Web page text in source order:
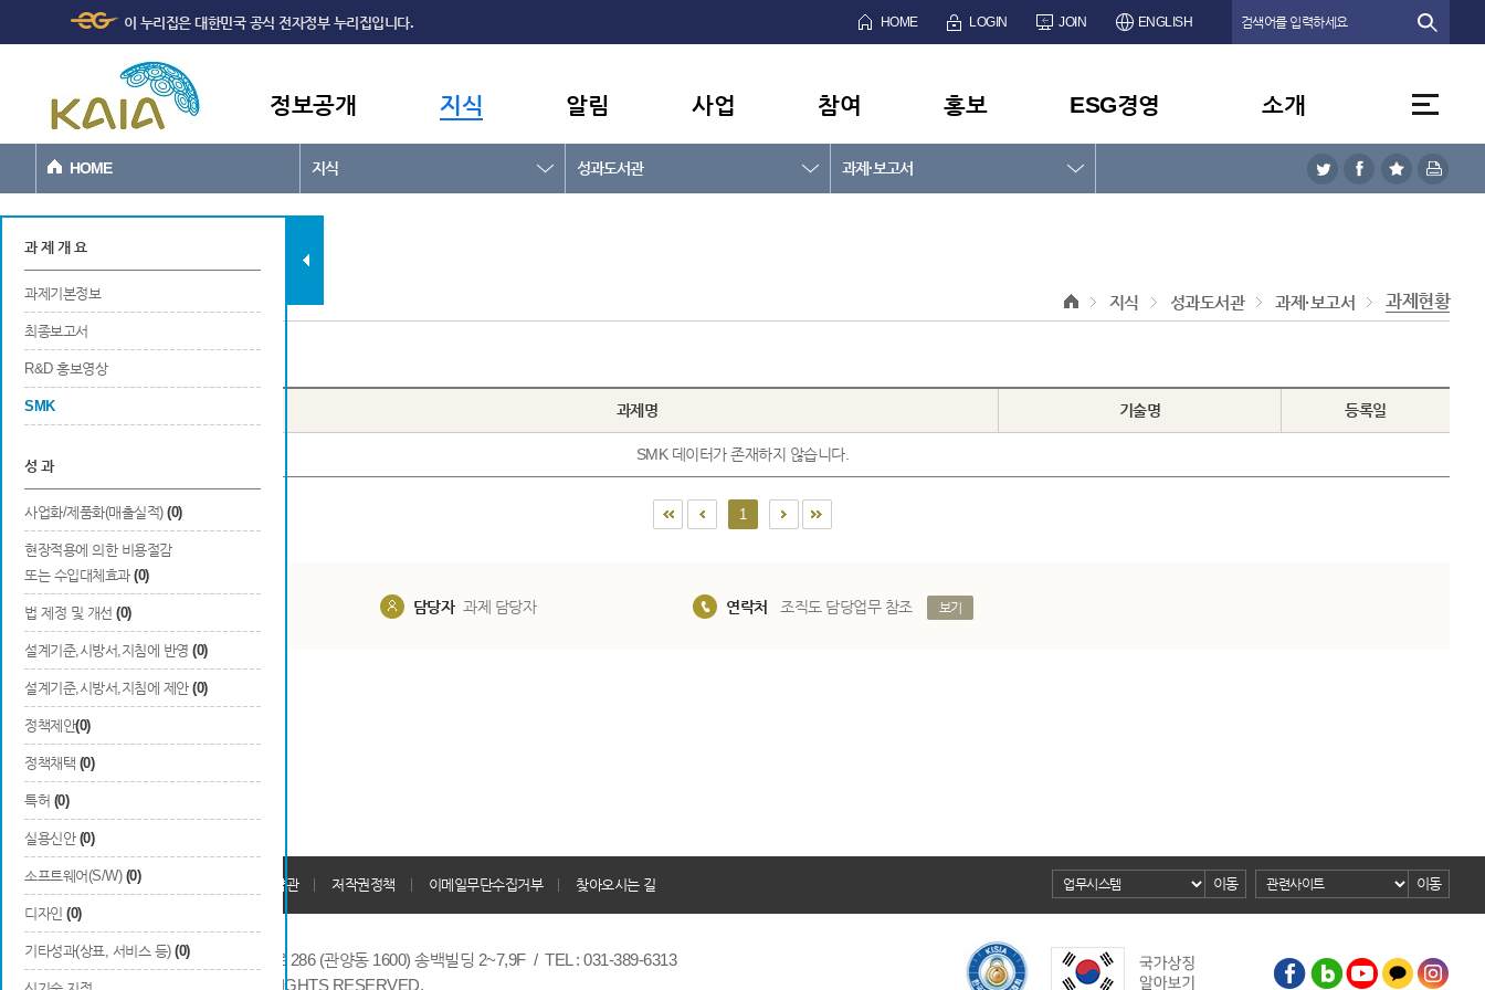
본문바로가기
이 누리집은 대한민국 공식 전자정부 누리집입니다. HOME LOGIN JOIN ENGLISH
정보공개 지식 알림 사업 참여 홍보 ESG경영 소개
HOME 지식 성과도서관 과제·보고서
지식
지식 성과도서관 과제·보고서 과제현황
과 제 개 요
과제기본정보
최종보고서
R&D 홍보영상
SMK
성 과
사업화/제품화(매출실적) (0)
현장적용에 의한 비용절감
또는 수입대체효과 (0)
법 제정 및 개선 (0)
설계기준,시방서,지침에 반영 (0)
설계기준,시방서,지침에 제안 (0)
정책제안(0)
정책채택 (0)
특허 (0)
실용신안 (0)
소프트웨어(S/W) (0)
디자인 (0)
기타성과(상표, 서비스 등) (0)
SMK 목록
과제명 기술명 등록일
SMK 데이터가 존재하지 않습니다.
1
담당부서 담당자 과제 담당자 연락처 조직도 담당업무 참조 보기
개인정보처리방침 회원가입약관 저작권정책 이메일무단수집거부 찾아오시는 길 이동 이동
14066 경기도 안양시 동안구 시민대로 286 (관양동 1600) 송백빌딩 2~7,9F / TEL : 031-389-6313
COPYRIGHTS © 2014 KAIA, ALL RIGHTS RESERVED.